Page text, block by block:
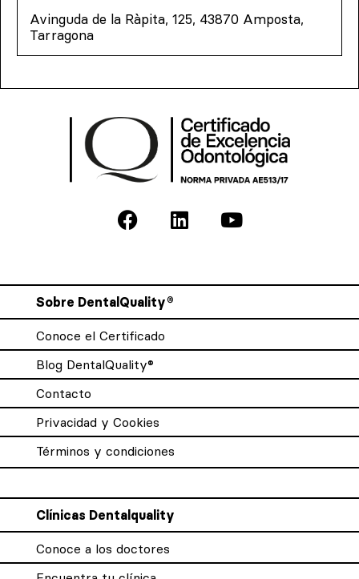
Avinguda de la Ràpita, 125, 43870 Amposta,
Tarragona
Sobre DentalQuality®
Conoce el Certificado
Blog DentalQuality®
Contacto
Privacidad y Cookies
Términos y condiciones
Clínicas Dentalquality
Conoce a los doctores